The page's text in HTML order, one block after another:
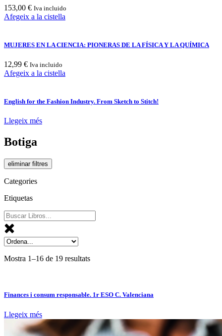
153,00 € Iva incluido
Afegeix a la cistella
MUJERES EN LA CIENCIA: PIONERAS DE LA FÍSICA Y LA QUÍMICA
12,99 € Iva incluido
Afegeix a la cistella
English for the Fashion Industry. From Sketch to Stitch!
Llegeix més
Botiga
eliminar filtres
Categories
Etiquetas
Mostra 1–16 de 19 resultats
Finances i consum responsable. 1r ESO C. Valenciana
Llegeix més